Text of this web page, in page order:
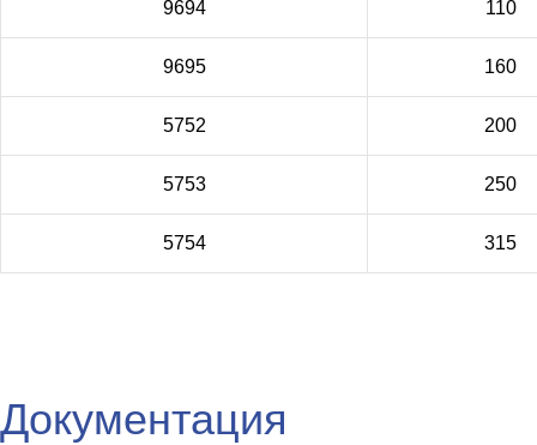
9694 110
9695 160
5752 200
5753 250
5754 315
Документация